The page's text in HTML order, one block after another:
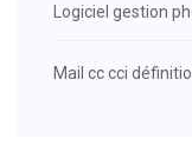
Logiciel gestion
Mail cc cci